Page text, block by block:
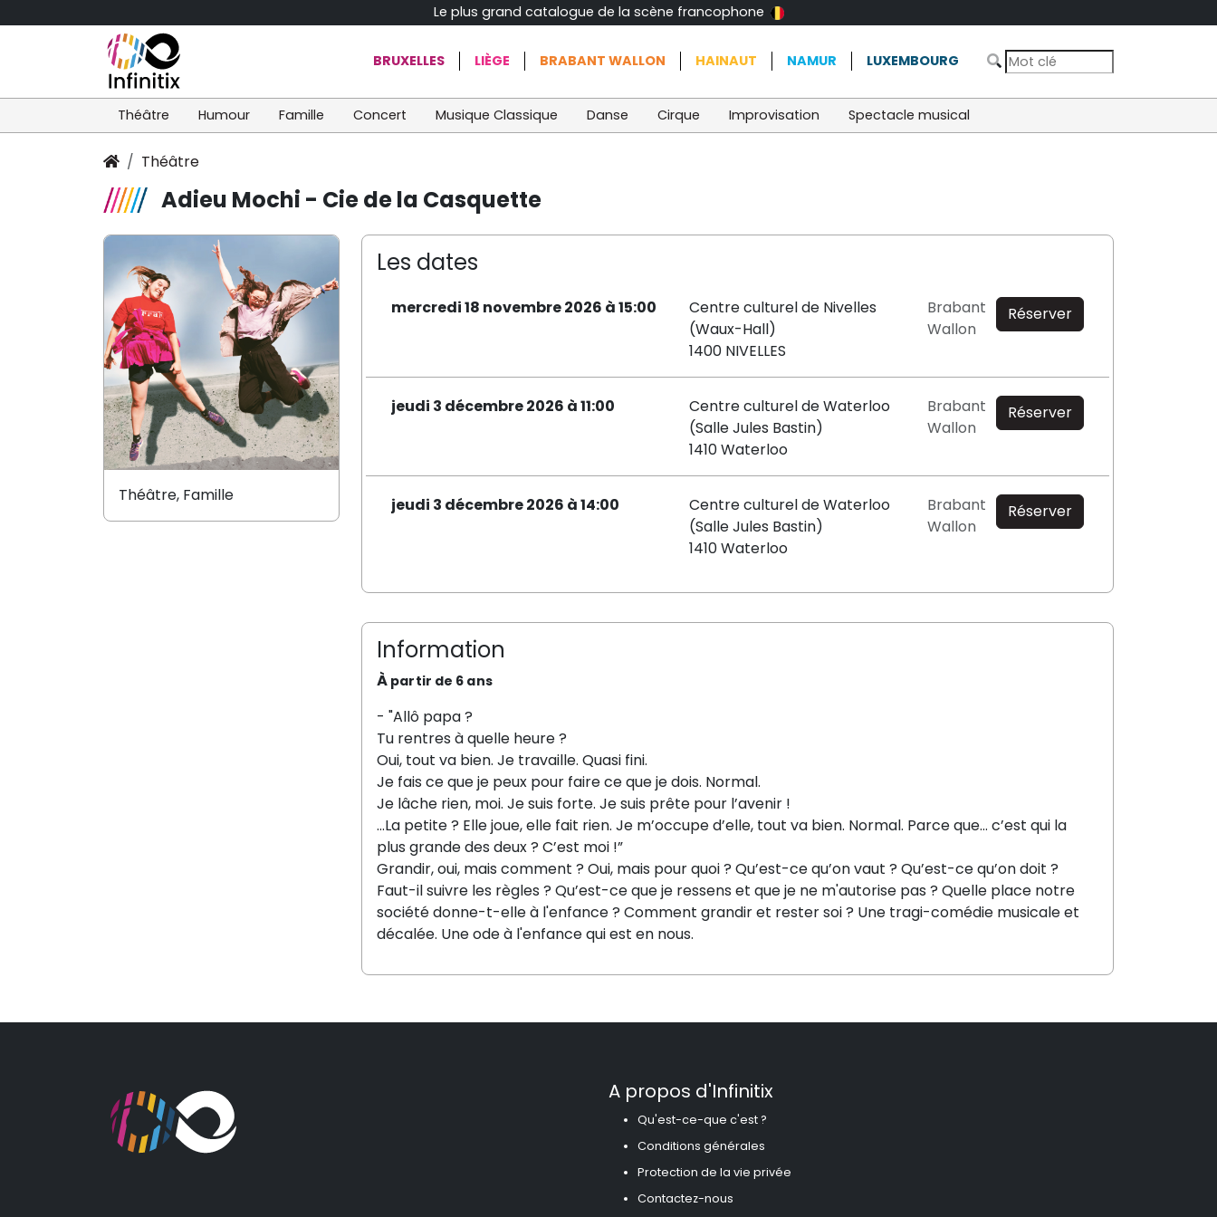
Le plus grand catalogue de la scène francophone
BRUXELLES LIÈGE BRABANT WALLON HAINAUT NAMUR LUXEMBOURG
Théâtre Humour Famille Concert Musique Classique Danse Cirque Improvisation Spectacle musical
Théâtre
Adieu Mochi - Cie de la Casquette
Les dates
mercredi 18 novembre 2026 à 15:00
Centre culturel de Nivelles
(Waux-Hall)
1400 NIVELLES
Brabant
Wallon
Réserver
jeudi 3 décembre 2026 à 11:00
Centre culturel de Waterloo
(Salle Jules Bastin)
1410 Waterloo
Brabant
Wallon
Réserver
jeudi 3 décembre 2026 à 14:00
Centre culturel de Waterloo
(Salle Jules Bastin)
1410 Waterloo
Brabant
Wallon
Réserver
Information
À partir de 6 ans
- "Allô papa ?
Tu rentres à quelle heure ?
Oui, tout va bien. Je travaille. Quasi fini.
Je fais ce que je peux pour faire ce que je dois. Normal.
Je lâche rien, moi. Je suis forte. Je suis prête pour l’avenir !
...La petite ? Elle joue, elle fait rien. Je m’occupe d’elle, tout va bien. Normal. Parce que… c’est qui la
plus grande des deux ? C’est moi !”
Grandir, oui, mais comment ? Oui, mais pour quoi ? Qu’est-ce qu’on vaut ? Qu’est-ce qu’on doit ?
Faut-il suivre les règles ? Qu’est-ce que je ressens et que je ne m'autorise pas ? Quelle place notre
société donne-t-elle à l'enfance ? Comment grandir et rester soi ? Une tragi-comédie musicale et
décalée. Une ode à l'enfance qui est en nous.
Théâtre, Famille
A propos d'Infinitix
Qu'est-ce-que c'est ?
Conditions générales
Protection de la vie privée
Contactez-nous